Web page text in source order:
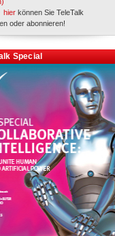
hier können Sie TeleTalk
oder abonnieren!
Special